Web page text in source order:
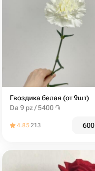
Гвоздика белая (от 9шт)
Da 9 pz / 5400 ֏
4.85213 600